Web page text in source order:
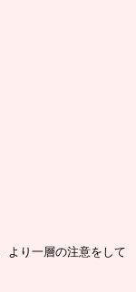
より一層の注意をして